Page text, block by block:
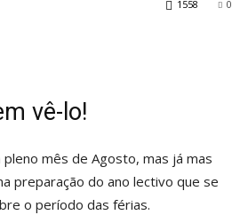
0
1558
vê-lo!
mês de Agosto, mas já mas
preparação do ano lectivo que se
o período das férias.